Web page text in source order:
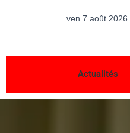
ven 7 août 2026
Actualités